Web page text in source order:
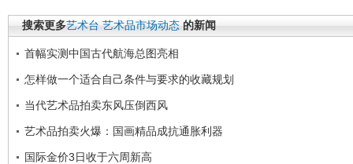
搜索更多艺术台 艺术品市场动态 的新闻
首幅实测中国古代航海总图亮相
怎样做一个适合自己条件与要求的收藏规划
当代艺术品拍卖东风压倒西风
艺术品拍卖火爆：国画精品成抗通胀利器
国际金价3日收于六周新高